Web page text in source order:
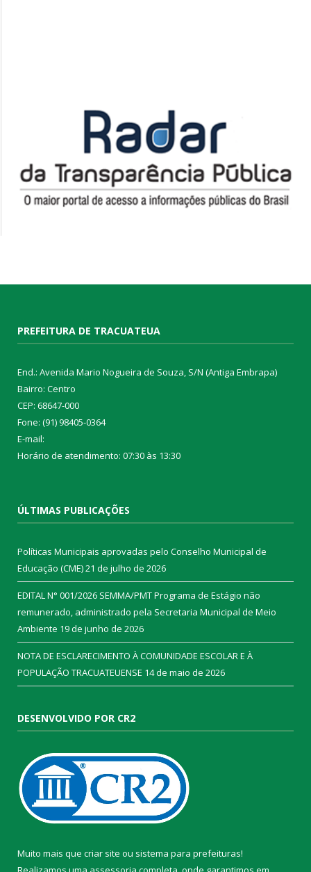
PREFEITURA DE TRACUATEUA
End.: Avenida Mario Nogueira de Souza, S/N (Antiga Embrapa)
Bairro: Centro
CEP: 68647-000
Fone: (91) 98405-0364
E-mail:
Horário de atendimento: 07:30 às 13:30
ÚLTIMAS PUBLICAÇÕES
Políticas Municipais aprovadas pelo Conselho Municipal de
Educação (CME)21 de julho de 2026
EDITAL N° 001/2026 SEMMA/PMT Programa de Estágio não
remunerado, administrado pela Secretaria Municipal de Meio
Ambiente 19 de junho de 2026
NOTA DE ESCLARECIMENTO À COMUNIDADE ESCOLAR E À
POPULAÇÃO TRACUATEUENSE 14 de maio de 2026
DESENVOLVIDO POR CR2
Muito mais que criar site ou sistema para prefeituras!